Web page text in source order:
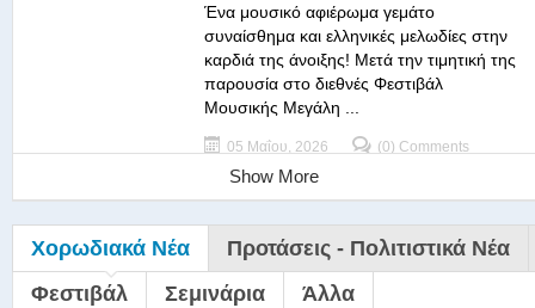
Ένα μουσικό αφιέρωμα γεμάτο
συναίσθημα και ελληνικές μελωδίες στην
καρδιά της άνοιξης! Μετά την τιμητική της
παρουσία στο διεθνές Φεστιβάλ
Μουσικής Μεγάλη ...
05 Μαΐου, 2026 (0) Comments
Show More
Χορωδιακά Νέα
Προτάσεις - Πολιτιστικά Νέα
Φεστιβάλ
Σεμινάρια Άλλα